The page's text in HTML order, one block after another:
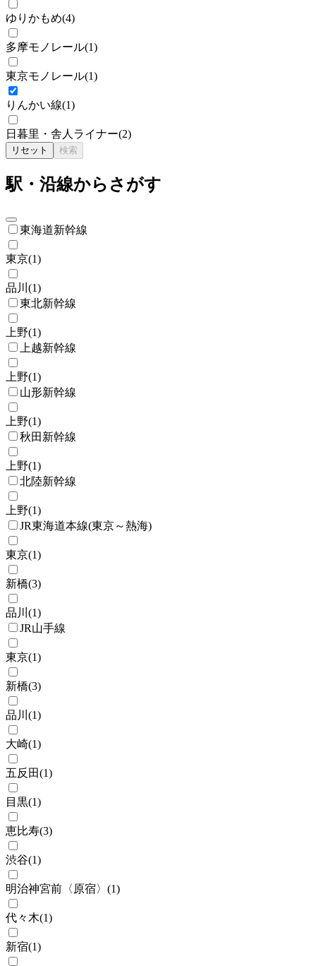
ゆりかもめ(4)
多摩モノレール(1)
東京モノレール(1)
りんかい線(1)
日暮里・舎人ライナー(2)
リセット 検索
駅・沿線からさがす
東海道新幹線
東京(1)
品川 (1)
東北新幹線
上野(1)
上越新幹線
上野(1)
山形新幹線
上野(1)
秋田新幹線
上野(1)
北陸新幹線
上野(1)
JR東海道本線(東京～熱海)
東京(1)
新橋(3)
品川 (1)
JR山手線
東京(1)
新橋(3)
品川 (1)
大崎(1)
五反田(1)
目黒(1)
恵比寿(3)
渋谷(1)
明治神宮前〈原宿〉 (1)
代々木(1)
新宿(1)